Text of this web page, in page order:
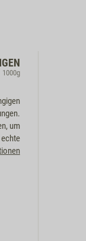
1000g
um